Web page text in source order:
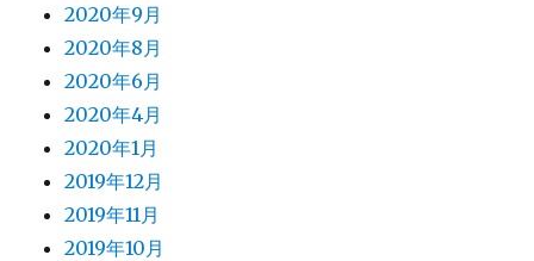
2020年9月
2020年8月
2020年6月
2020年4月
2020年1月
2019年12月
2019年11月
2019年10月